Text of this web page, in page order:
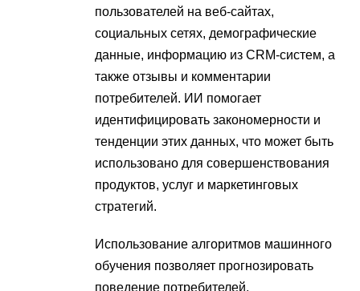
пользователей на веб-сайтах,
социальных сетях, демографические
данные, информацию из CRM-систем, а
также отзывы и комментарии
потребителей. ИИ помогает
идентифицировать закономерности и
тенденции этих данных, что может быть
использовано для совершенствования
продуктов, услуг и маркетинговых
стратегий.
Использование алгоритмов машинного
обучения позволяет прогнозировать
поведение потребителей,